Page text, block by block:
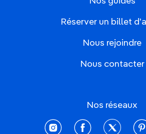
Réserver un billet
Nous rejoindre
Nous contacter
Nos réseaux
instagramfacebooktwitter